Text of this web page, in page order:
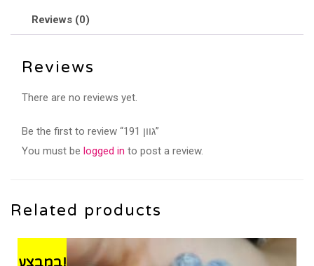
Reviews (0)
Reviews
There are no reviews yet.
Be the first to review “גוון 191”
You must be logged in to post a review.
Related products
במבצע!